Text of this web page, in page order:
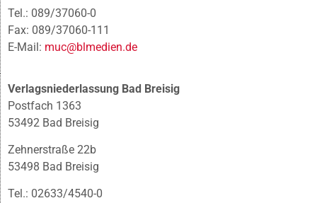
Tel.: 089/37060-0
Fax: 089/37060-111
E-Mail: muc@blmedien.de
Verlagsniederlassung Bad Breisig
Postfach 1363
53492 Bad Breisig
Zehnerstraße 22b
53498 Bad Breisig
Tel.: 02633/4540-0